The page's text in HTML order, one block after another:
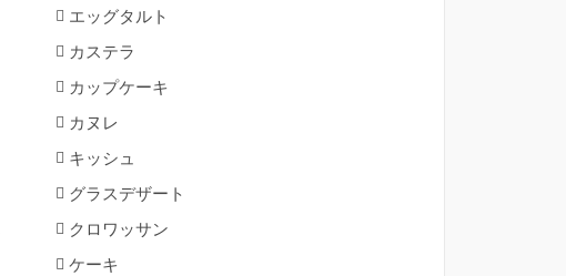
エッグタルト
カステラ
カップケーキ
カヌレ
キッシュ
グラスデザート
クロワッサン
ケーキ